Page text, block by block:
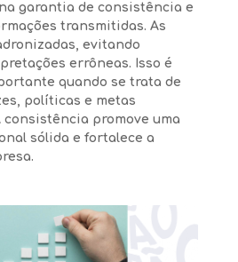
garantia de consistência e
transmitidas. As
evitando
errôneas. Isso é
quando se trata de
políticas e metas
promove uma
sólida e fortalece a